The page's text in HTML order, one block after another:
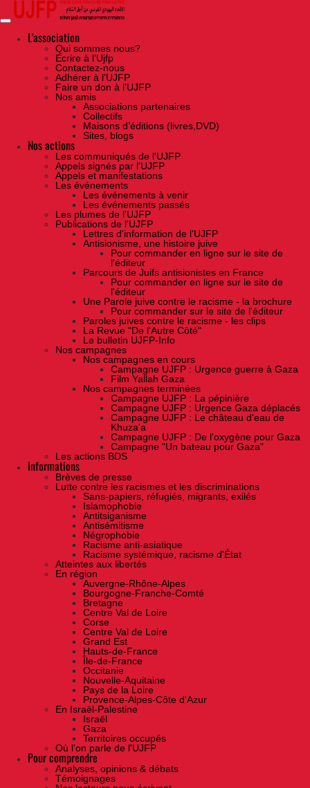
Skip
the
contentL'association
Qui sommes nous?
Ecrire à l’Ujfp
Contactez-nous
Adhérer à l’UJFP
Faire un don à l’UJFP
Nos amis
Associations partenaires
Collectifs
Maisons d’éditions (livres,DVD)
Sites, blogs
Nos actions
Les communiqués de l'UJFP
Appels signés par l'UJFP
Appels et manifestations
Les événements
Les événements à venir
Les événements passés
Les plumes de l'UJFP
Publications de l'UJFP
Lettres d'information de l'UJFP
Antisionisme, une histoire juive
Pour commander en ligne sur le site de
l'éditeur
Parcours de Juifs antisionistes en France
Pour commander en ligne sur le site de
l'éditeur
Une Parole juive contre le racisme - la brochure
Pour commander sur le site de l'éditeur
Paroles juives contre le racisme - les clips
La Revue "De l'Autre Côté"
Le bulletin UJFP-Info
Nos campagnes
Nos campagnes en cours
Campagne UJFP : Urgence guerre à Gaza
Film Yallah Gaza
Nos campagnes terminées
Campagne UJFP : La pépinière
Campagne UJFP : Urgence Gaza déplacés
Campagne UJFP : Le château d'eau de
Khuza'a
Campagne UJFP : De l'oxygène pour Gaza
Campagne "Un bateau pour Gaza"
Les actions BDS
Informations
Brèves de presse
Lutte contre les racismes et les discriminations
Sans-papiers, réfugiés, migrants, exilés
Islamophobie
Antitsiganisme
Antisémitisme
Négrophobie
Racisme anti-asiatique
Racisme systémique, racisme d'État
Atteintes aux libertés
En région
Auvergne-Rhône-Alpes
Bourgogne-Franche-Comté
Bretagne
Centre Val de Loire
Corse
Centre Val de Loire
Grand Est
Hauts-de-France
Île-de-France
Occitanie
Nouvelle-Aquitaine
Pays de la Loire
Provence-Alpes-Côte d'Azur
En Israël-Palestine
Israël
Gaza
Territoires occupés
Où l'on parle de l'UJFP
Pour comprendre
Analyses, opinions & débats
Témoignages